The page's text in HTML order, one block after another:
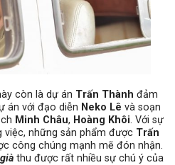
còn là dự án Trấn Thành đảm
án với đạo diễn Neko Lê và soạn
Minh Châu, Hoàng Khôi. Với sự
những sản phẩm được Trấn
công chúng mạnh mẽ đón nhận.
thu được rất nhiều sự chú ý của